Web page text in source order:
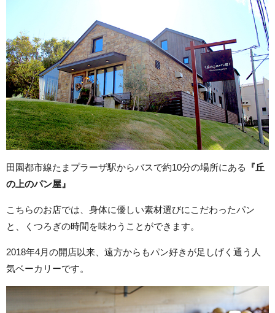
田園都市線たまプラーザ駅からバスで約10分の場所にある
『丘
の上のパン屋』
こちらのお店では、身体に優しい素材選びにこだわったパン
と、くつろぎの時間を味わうことができます。
2018年4月の開店以来、遠方からもパン好きが足しげく通う人
気ベーカリーです。